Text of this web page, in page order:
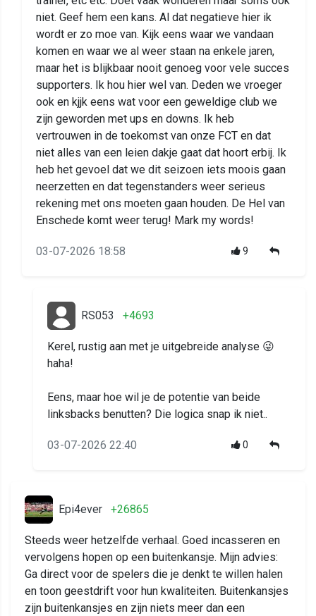
niet. Geef hem een kans. Al dat negatieve hier ik
wordt er zo moe van. Kijk eens waar we vandaan
komen en waar we al weer staan na enkele jaren,
maar het is blijkbaar nooit genoeg voor vele succes
supporters. Ik hou hier wel van. Deden we vroeger
ook en kjjk eens wat voor een geweldige club we
zijn geworden met ups en downs. Ik heb
vertrouwen in de toekomst van onze FCT en dat
niet alles van een leien dakje gaat dat hoort erbij. Ik
heb het gevoel dat we dit seizoen iets moois gaan
neerzetten en dat tegenstanders weer serieus
rekening met ons moeten gaan houden. De Hel van
Enschede komt weer terug! Mark my words!
03-07-2026 18:58 9
RS053 +4693
Kerel, rustig aan met je uitgebreide analyse 😜
haha!
Eens, maar hoe wil je de potentie van beide
linksbacks benutten? Die logica snap ik niet..
03-07-2026 22:40 0
Epi4ever +26865
Steeds weer hetzelfde verhaal. Goed incasseren en
vervolgens hopen op een buitenkansje. Mijn advies:
Ga direct voor de spelers die je denkt te willen halen
en toon geestdrift voor hun kwaliteiten. Buitenkansjes
zijn buitenkansjes en zijn niets meer dan een